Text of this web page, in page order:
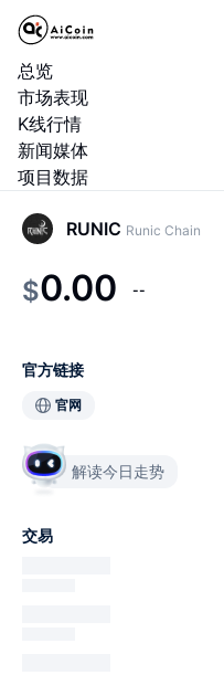
总览
市场表现
K线行情
新闻媒体
项目数据
RUNIC Runic Chain
$0.00 --
官方链接
官网
解读今日走势
交易